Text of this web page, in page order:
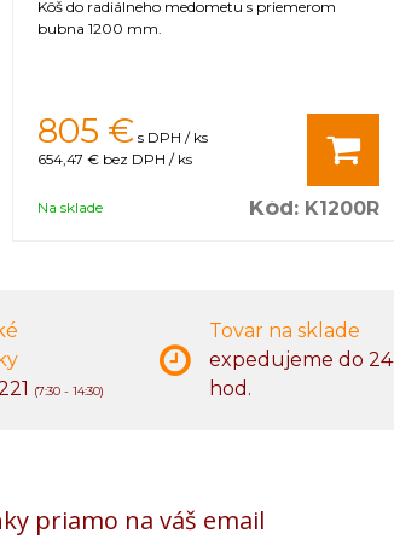
Kôš do radiálneho medometu s priemerom
bubna 1200 mm.
805 € s DPH / ks
654,47 € bez DPH / ks
Na sklade Kód: K1200R
(7:30 - 14:30)
Tovar na sklade
expedujeme do 24
hod.
priamo na váš email